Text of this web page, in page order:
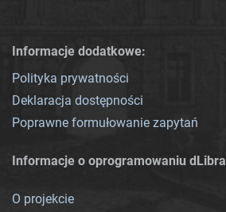
Informacje dodatkowe:
Polityka prywatności
Deklaracja dostępności
Poprawne formułowanie zapytań
Informacje o oprogramowaniu dLibra
O projekcie